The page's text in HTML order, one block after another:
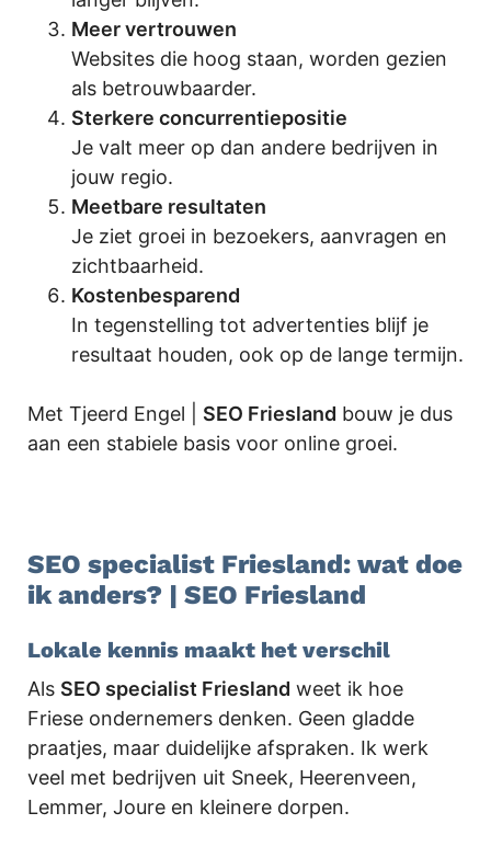
Meer vertrouwen
Websites die hoog staan, worden gezien
als betrouwbaarder.
Sterkere concurrentiepositie
Je valt meer op dan andere bedrijven in
jouw regio.
Meetbare resultaten
Je ziet groei in bezoekers, aanvragen en
zichtbaarheid.
Kostenbesparend
In tegenstelling tot advertenties blijf je
resultaat houden, ook op de lange termijn.
Met Tjeerd Engel | SEO Friesland bouw je dus
aan een stabiele basis voor online groei.
SEO specialist Friesland: wat doe
ik anders? | SEO Friesland
Lokale kennis maakt het verschil
Als SEO specialist Friesland weet ik hoe
Friese ondernemers denken. Geen gladde
praatjes, maar duidelijke afspraken. Ik werk
veel met bedrijven uit Sneek, Heerenveen,
Lemmer, Joure en kleinere dorpen.